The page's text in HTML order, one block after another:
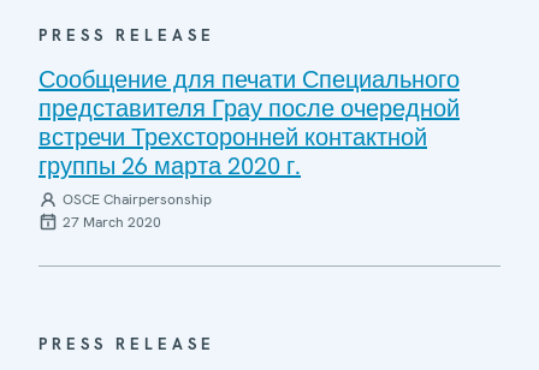
PRESS RELEASE
Сообщение для печати Специального
представителя Грау после очередной
встречи Трехсторонней контактной
группы 26 марта 2020 г.
OSCE Chairpersonship
27 March 2020
PRESS RELEASE